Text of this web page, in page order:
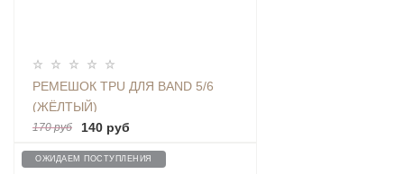
РЕМЕШОК TPU ДЛЯ BAND 5/6
(ЖЁЛТЫЙ)
170 руб 140 руб
ОЖИДАЕМ ПОСТУПЛЕНИЯ